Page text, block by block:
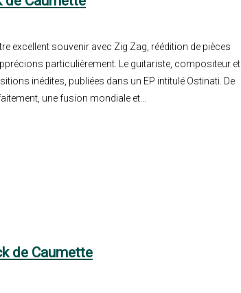
excellent souvenir avec Zig Zag, réédition de pièces
particulièrement. Le guitariste, compositeur et
inédites, publiées dans un EP intitulé Ostinati. De
une fusion mondiale et...
de Caumette